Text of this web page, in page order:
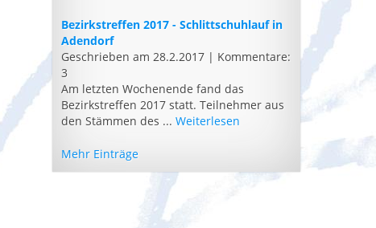
Bezirkstreffen 2017 - Schlittschuhlauf in
Adendorf
Geschrieben am 28.2.2017 | Kommentare:
3
Am letzten Wochenende fand das
Bezirkstreffen 2017 statt. Teilnehmer aus
den Stämmen des ...Weiterlesen
Mehr Einträge